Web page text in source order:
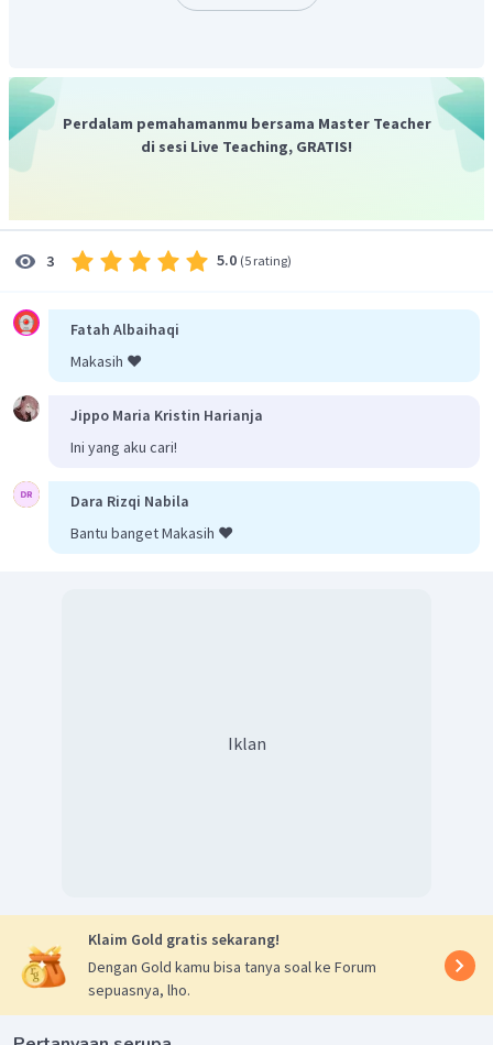
.
Perdalam pemahamanmu bersama Master Teacher
di sesi Live Teaching, GRATIS!
3 5.0 (5 rating)
Fatah Albaihaqi
Makasih ❤️
Jippo Maria Kristin Harianja
Ini yang aku cari!
Dara Rizqi Nabila
Bantu banget Makasih ❤️
Iklan
Klaim Gold gratis sekarang!
Dengan Gold kamu bisa tanya soal ke Forum
sepuasnya, lho.